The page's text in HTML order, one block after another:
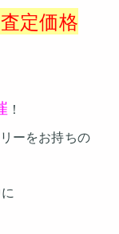
定価格
！
ーをお持ちの